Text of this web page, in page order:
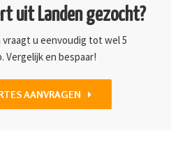
uit Landen gezocht?
u eenvoudig tot wel 5
Vergelijk en bespaar!
AANVRAGEN